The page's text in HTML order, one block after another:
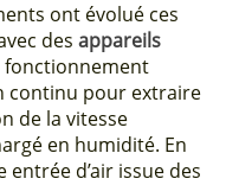
ont évolué ces
des appareils
fonctionnement
continu pour extraire
de la vitesse
en humidité. En
d’air issue des